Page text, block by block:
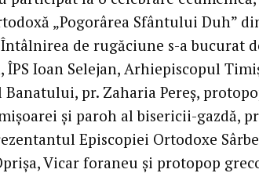
„Pogorârea Sfântului Duh”
de rugăciune s-a bucurat
ÎPS Ioan Selejan, Arhiepiscopul
pr. Zaharia Pereș,
și paroh al bisericii-gazdă,
Episcopiei Ortodoxe
Vicar foraneu și protopop